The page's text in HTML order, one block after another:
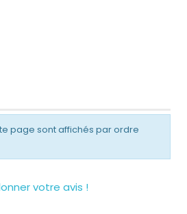
page sont affichés par ordre
votre avis !